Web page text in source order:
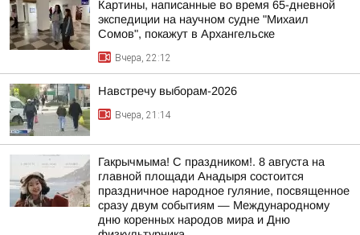
Картины, написанные во время 65-дневной
экспедиции на научном судне "Михаил
Сомов", покажут в Архангельске
Вчера, 22:12
Навстречу выборам-2026
Вчера, 21:14
Гакрычмыма! С праздником!. 8 августа на
главной площади Анадыря состоится
праздничное народное гуляние, посвященное
сразу двум событиям — Международному
дню коренных народов мира и Дню